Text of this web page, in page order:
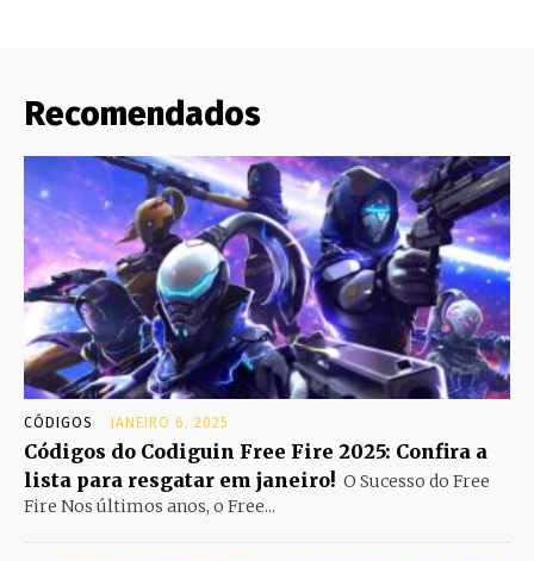
Recomendados
CÓDIGOS JANEIRO 6, 2025
Códigos do Codiguin Free Fire 2025: Confira a
lista para resgatar em janeiro! O Sucesso do Free
Fire Nos últimos anos, o Free...